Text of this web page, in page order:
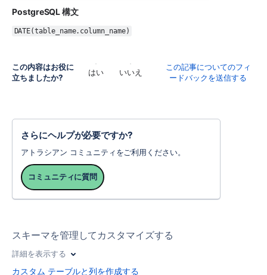
PostgreSQL 構文
DATE(table_name.column_name)
この内容はお役に
立ちましたか?
はい いいえ
この記事についてのフィ
ードバックを送信する
さらにヘルプが必要ですか?
アトラシアン コミュニティをご利用ください。
コミュニティに質問
スキーマを管理してカスタマイズする
詳細を表示する
カスタム テーブルと列を作成する